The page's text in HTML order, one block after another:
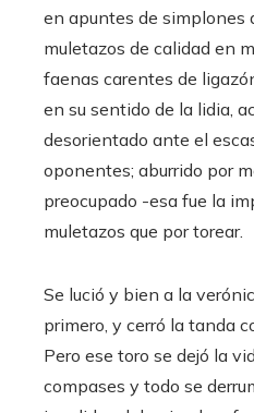
en apuntes de simplones
muletazos de calidad en
faenas carentes de
en su sentido de la lidia,
desorientado ante el
oponentes; aburrido por
preocupado -esa fue la
muletazos que por torear.
Se lució y bien a la
primero, y cerró la tanda
Pero ese toro se dejó la
compases y todo se